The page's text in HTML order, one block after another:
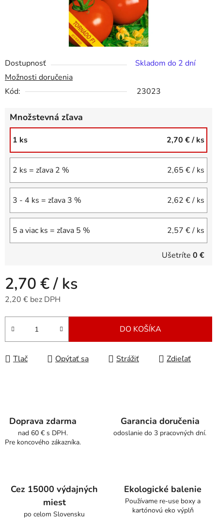
Dostupnosť
Skladom do 2 dní
Možnosti doručenia
Kód:
23023
Množstevná zľava
1 ks 2,70 €/ ks
2 ks = zľava 2 % 2,65 €/ ks
3 - 4 ks = zľava 3 % 2,62 €/ ks
5 a viac ks = zľava 5 % 2,57 €/ ks
Ušetríte 0 €
2,70 €/ ks
2,20 € bez DPH
Jednotková cena:
DO KOŠÍKA
Tlač Opýtať sa Strážiť Zdieľať
Doprava zdarma
nad 60 € s DPH.
Pre koncového zákazníka.
Garancia doručenia
odoslanie do 3 pracovných dní.
Cez 15000 výdajných
miest
po celom Slovensku
Ekologické balenie
Používame re-use boxy a
kartónovú eko výplň